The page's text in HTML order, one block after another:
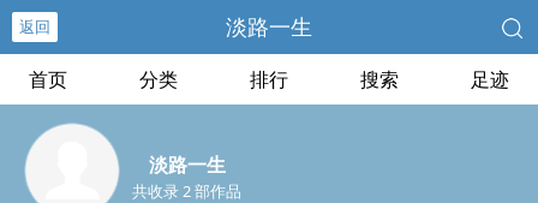
返回 淡路一生
首页 分类 排行 搜索 足迹
淡路一生
共收录 2 部作品